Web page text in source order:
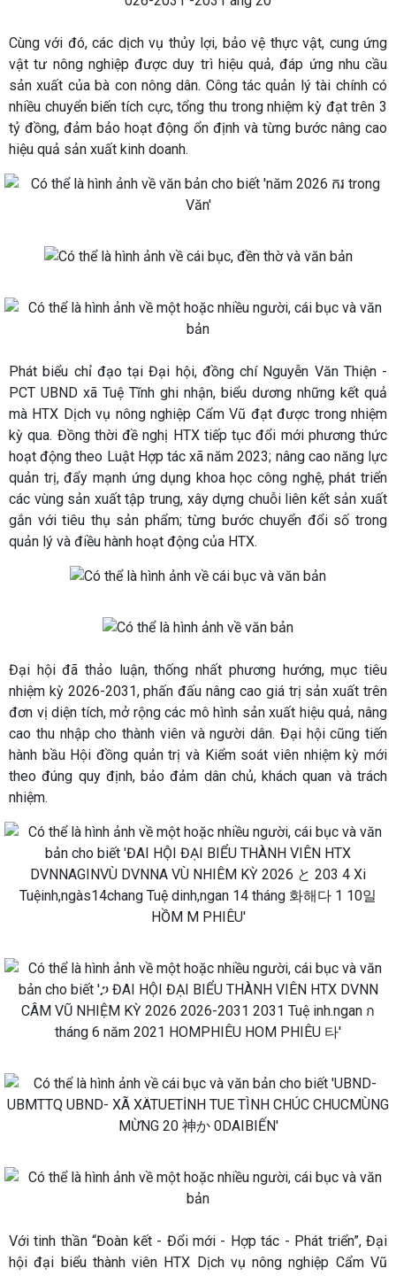
Cùng với đó, các dịch vụ thủy lợi, bảo vệ thực vật, cung ứng
vật tư nông nghiệp được duy trì hiệu quả, đáp ứng nhu cầu
sản xuất của bà con nông dân. Công tác quản lý tài chính có
nhiều chuyển biến tích cực, tổng thu trong nhiệm kỳ đạt trên 3
tỷ đồng, đảm bảo hoạt động ổn định và từng bước nâng cao
hiệu quả sản xuất kinh doanh.
Phát biểu chỉ đạo tại Đại hội, đồng chí Nguyễn Văn Thiện -
PCT UBND xã Tuệ Tĩnh ghi nhận, biểu dương những kết quả
mà HTX Dịch vụ nông nghiệp Cẩm Vũ đạt được trong nhiệm
kỳ qua. Đồng thời đề nghị HTX tiếp tục đổi mới phương thức
hoạt động theo Luật Hợp tác xã năm 2023; nâng cao năng lực
quản trị, đẩy mạnh ứng dụng khoa học công nghệ, phát triển
các vùng sản xuất tập trung, xây dựng chuỗi liên kết sản xuất
gắn với tiêu thụ sản phẩm; từng bước chuyển đổi số trong
quản lý và điều hành hoạt động của HTX.
Đại hội đã thảo luận, thống nhất phương hướng, mục tiêu
nhiệm kỳ 2026-2031, phấn đấu nâng cao giá trị sản xuất trên
đơn vị diện tích, mở rộng các mô hình sản xuất hiệu quả, nâng
cao thu nhập cho thành viên và người dân. Đại hội cũng tiến
hành bầu Hội đồng quản trị và Kiểm soát viên nhiệm kỳ mới
theo đúng quy định, bảo đảm dân chủ, khách quan và trách
nhiệm.
Với tinh thần “Đoàn kết - Đổi mới - Hợp tác - Phát triển”, Đại
hội đại biểu thành viên HTX Dịch vụ nông nghiệp Cẩm Vũ